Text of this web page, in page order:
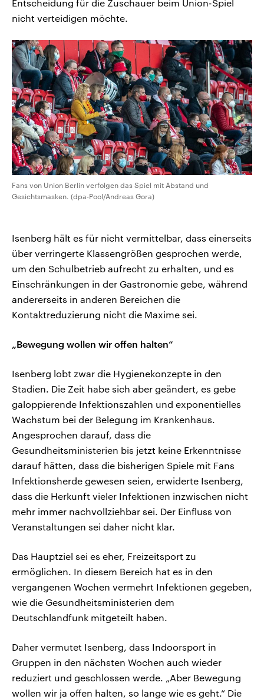
Entscheidung für die Zuschauer beim Union-Spiel
nicht verteidigen möchte.
Fans von Union Berlin verfolgen das Spiel mit Abstand und
Gesichtsmasken. (dpa-Pool/Andreas Gora)
Isenberg hält es für nicht vermittelbar, dass einerseits
über verringerte Klassengrößen gesprochen werde,
um den Schulbetrieb aufrecht zu erhalten, und es
Einschränkungen in der Gastronomie gebe, während
andererseits in anderen Bereichen die
Kontaktreduzierung nicht die Maxime sei.
„Bewegung wollen wir offen halten“
Isenberg lobt zwar die Hygienekonzepte in den
Stadien. Die Zeit habe sich aber geändert, es gebe
galoppierende Infektionszahlen und exponentielles
Wachstum bei der Belegung im Krankenhaus.
Angesprochen darauf, dass die
Gesundheitsministerien bis jetzt keine Erkenntnisse
darauf hätten, dass die bisherigen Spiele mit Fans
Infektionsherde gewesen seien, erwiderte Isenberg,
dass die Herkunft vieler Infektionen inzwischen nicht
mehr immer nachvollziehbar sei. Der Einfluss von
Veranstaltungen sei daher nicht klar.
Das Hauptziel sei es eher, Freizeitsport zu
ermöglichen. In diesem Bereich hat es in den
vergangenen Wochen vermehrt Infektionen gegeben,
wie die Gesundheitsministerien dem
Deutschlandfunk mitgeteilt haben.
Daher vermutet Isenberg, dass Indoorsport in
Gruppen in den nächsten Wochen auch wieder
reduziert und geschlossen werde. „Aber Bewegung
wollen wir ja offen halten, so lange wie es geht.“ Die